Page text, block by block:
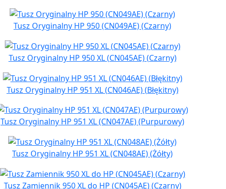
Tusz Oryginalny HP 950 (CN049AE) (Czarny)
Tusz Oryginalny HP 950 XL (CN045AE) (Czarny)
Tusz Oryginalny HP 951 XL (CN046AE) (Błękitny)
Tusz Oryginalny HP 951 XL (CN047AE) (Purpurowy)
Tusz Oryginalny HP 951 XL (CN048AE) (Żółty)
Tusz Zamiennik 950 XL do HP (CN045AE) (Czarny)